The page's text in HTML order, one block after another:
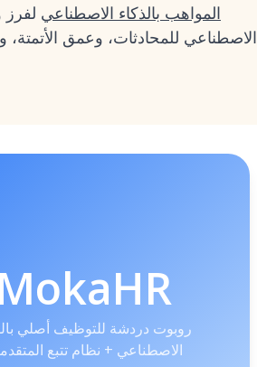
المواهب بالذكاء الاصطناعي لفرز
الاصطناعي للمحادثات، وعمق الأتمتة،
MokaHR
روبوت دردشة للتوظيف أصلي
الاصطناعي + نظام تتبع